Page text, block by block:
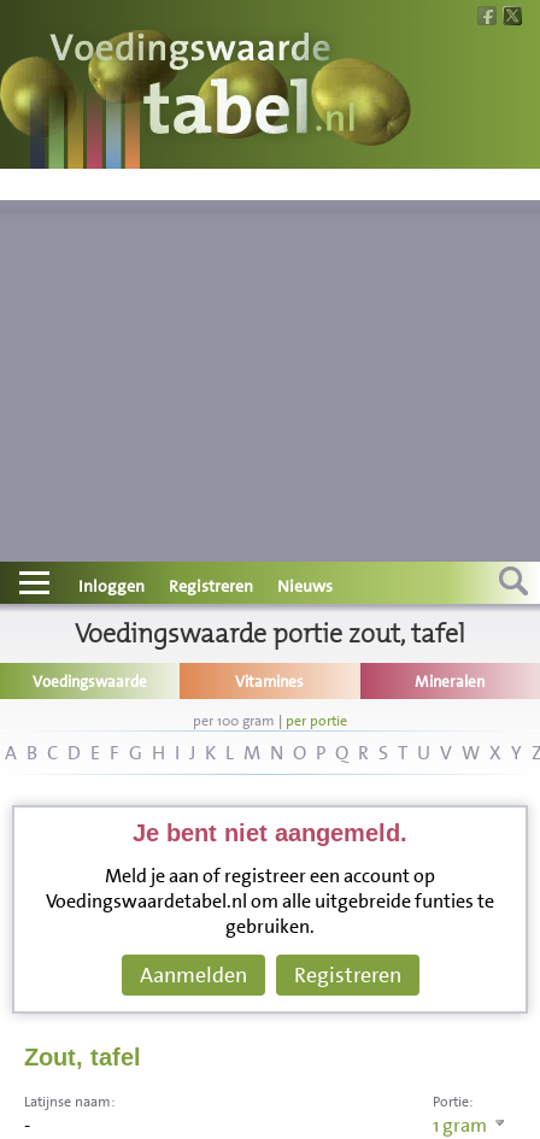
Voedingswaarde
Wat is wat?
Contact
Informatie
Disclaimer
Inloggen Registreren Nieuws
Voedingswaarde portie zout, tafel
Voedingswaarde Vitamines Mineralen
per 100 gram | per portie
A B C D E F G H I J K L M N O P Q R S T U V W X Y
Je bent niet aangemeld.
Meld je aan of registreer een account op
Voedingswaardetabel.nl om alle uitgebreide funties te
gebruiken.
Aanmelden Registreren
Zout, tafel
Portie:
1 gram
Latijnse naam:
-